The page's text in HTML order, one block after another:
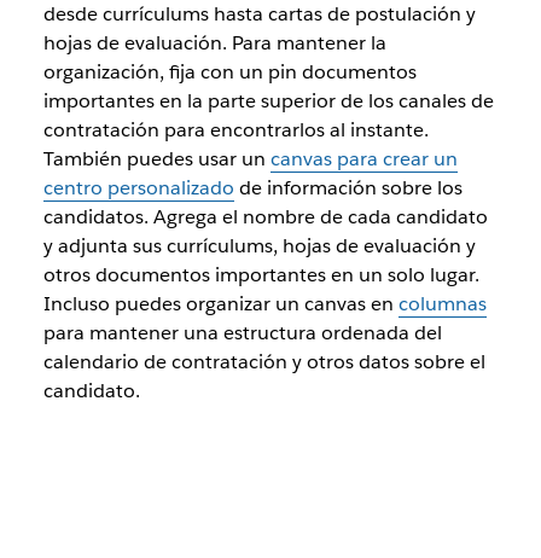
desde currículums hasta cartas de postulación y
hojas de evaluación. Para mantener la
organización, fija con un pin documentos
importantes en la parte superior de los canales de
contratación para encontrarlos al instante.
También puedes usar un canvas para crear un
centro personalizado de información sobre los
candidatos. Agrega el nombre de cada candidato
y adjunta sus currículums, hojas de evaluación y
otros documentos importantes en un solo lugar.
Incluso puedes organizar un canvas en columnas
para mantener una estructura ordenada del
calendario de contratación y otros datos sobre el
candidato.